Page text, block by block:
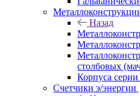
Назад
столбовых
Корпуса
Счетчики э/энергии